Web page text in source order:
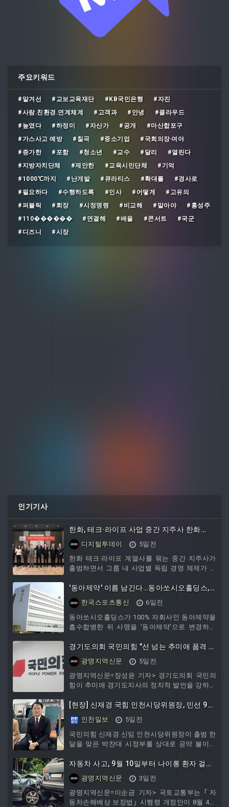
주요키워드
#맡겨선 #교보교육재단 #KB국민은행
#자진
#사람․친환경․연계체계
#고객과 #안녕
#클라우드
#높였다
#하정미 #자산가 #공개
#마산합포구
#가스사고 예방
#칠곡 #중소기업
#국회의장‧여야
#증가한
#포함 #청소년 #교수 #달리
#열린다
#지방자치단체
#제안한 #교육시민단체
#기억
#1000℃까지
#난개발 #큐라티스 #확대를
#경사로
#필요하다
#수행하도록 #인사 #어떻게
#고유의
#퍼블릭
#회장 #시정명령 #비교해 #말아야
#홍성주
#110������
#연결해 #배울 #콘서트
#국군
#디즈니
#시장
인기기사
한화, 테크·라이프 사업 중간 지주사 한화
M&S 출범
디지털투데이
5일전
한화 테크·라이프 계열사를 묶는 중간 지주사가
출범하면서 그룹 내 사업별 독립 경영 체제가 본
서울 중구 더 플라자에서 출범 기념식을 열고 공
식 설립을 선언했다.한화 테크·라이프 계열사를
묶는 중간 지주사가 출범하면서 그룹 내 사업별
독립 경영 체제가 본격화됐다. 한화머시너리앤서
비스홀딩스는 3일 서울 중구 더 플라자에서 출범
회에서는 대표이사 선임, 각종 위원회 설치, 내부
규정 제정 등 주요
'동아제약' 이름 남긴다…동아쏘시오홀딩스,
사명 변경 추진
한국스포츠통신
6일전
동아쏘시오홀딩스가 100% 자회사인 동아제약을
흡수합병한 뒤 사명을 '동아제약'으로 변경하는
가 존속법인이지만, 소비자
경기도의회 국민의힘 "선 넘는 추미애 품격 떨
어져...재정 비상부터 해결하라"
광명지역신문
5일전
광명지역신문=장성윤 기자> 경기도의회 국민의
힘이 추미애 경기도지사의 정치적 발언을 강하게
은 3일 입장문을 내고 "추미애 경기도지사의 정
제되지 않은 언사와 중앙 정치를 향한 과도한 개
입이 선을 넘고 있다"며 "도민의 삶을 최우선으
로 챙겨야 할 광역지방자치단체장이 본업인 도정
을 뒤로한 채 정치적 대립만 부추기고 있다"고 비
용하며 편 가르기식 정치에 나서는 모습은 경기
도민에게 실망과 분노를 안길 뿐"이라며 "지자체
장으로서의 품격은 물론 도정에
[현장] 신재경 국힘 인천시당위원장, 민선 9기
향해 “방향성 안 보여” 질타
인천일보
5일전
국민의힘 신재경 신임 인천시당위원장이 출범 한
달을 맞은 박찬대 시정부를 상대로 공약 불이행
등 시정 운영 전반에 대해 부정적 평가를 내놨다.
자동차 사고, 9월 10일부터 나이롱 환자 걸러
낸다광명지역신문
3일전
광명지역신문=이순금 기자> 국토교통부는 ｢자
동차손해배상 보장법｣ 시행령 개정안이 8월 4일